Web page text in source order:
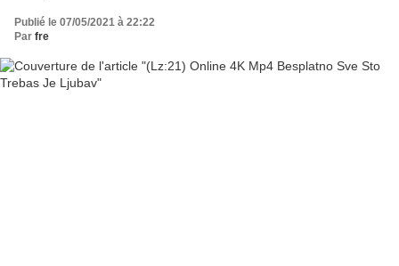
Publié le 07/05/2021 à 22:22
Par fre